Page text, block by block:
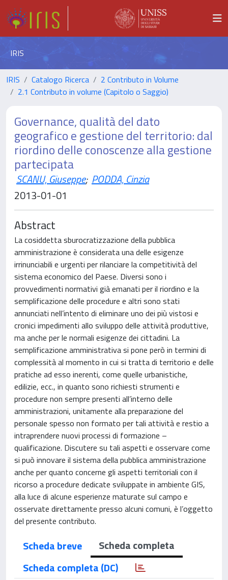
IRIS
IRIS Catalogo Ricerca
2 Contributo in Volume
2.1 Contributo in volume (Capitolo o Saggio)
Governance, qualità del dato
geografico e gestione del territorio: dal
riordino delle conoscenze alla gestione
partecipata
SCANU, Giuseppe; PODDA, Cinzia
2013-01-01
Abstract
La cosiddetta sburocratizzazione della pubblica
amministrazione è considerata una delle esigenze
irrinunciabili e urgenti per rilanciare la competitività del
sistema economico del Paese. Diversi sono i
provvedimenti normativi già emanati per il riordino e la
semplificazione delle procedure e altri sono stati
annunciati nell’intento di eliminare uno dei più vistosi e
cronici impedimenti allo sviluppo delle attività produttive,
ma anche per le normali esigenze dei cittadini. La
semplificazione amministrativa si pone però in termini di
complessità al momento in cui si tratta di territorio e delle
pratiche ad esso inerenti, come quelle urbanistiche,
edilizie, ecc., in quanto sono richiesti strumenti e
procedure non sempre presenti all’interno delle
amministrazioni, unitamente alla preparazione del
personale spesso non formato per tali attività e restio a
intraprendere nuovi processi di formazione –
qualificazione. Discutere su tali aspetti e osservare come
si può innovare il sistema della pubblica amministrazione
anche per quanto concerne gli aspetti territoriali con il
ricorso a procedure dedicate sviluppate in ambiente GIS,
alla luce di alcune esperienze maturate sul campo e
osservate direttamente presso alcuni comuni, è l’oggetto
del presente contributo.
Scheda breve
Scheda completa
Scheda completa (DC)